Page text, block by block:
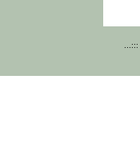
...:::